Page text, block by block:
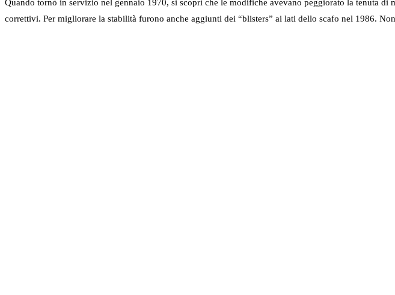
Quando tornò in servizio nel gennaio 1970, si scoprì che le modifiche avevano peggiorato la tenuta
correttivi. Per migliorare la stabilità furono anche aggiunti dei “blisters” ai lati dello scafo nel 1986.